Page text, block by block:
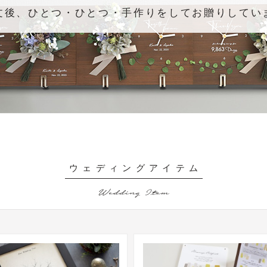
後、ひとつ・ひとつ・手作りをしてお贈りしてい
ウェディングアイテム
Wedding Item